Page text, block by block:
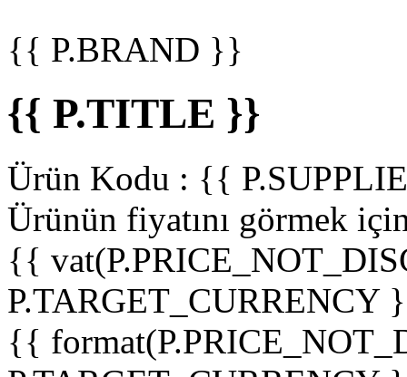
{{ P.BRAND }}
{{ P.TITLE }}
Ürün Kodu : {{
Ürünün fiyatını görmek
{{
P.TARGET_CURRENCY
{{